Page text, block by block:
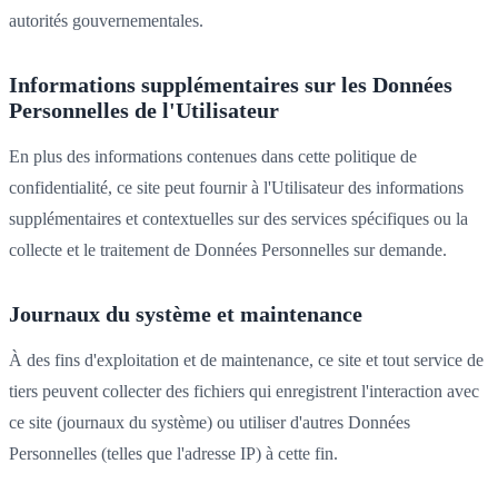
autorités gouvernementales.
Informations supplémentaires sur les Données
Personnelles de l'Utilisateur
En plus des informations contenues dans cette politique de
confidentialité, ce site peut fournir à l'Utilisateur des informations
supplémentaires et contextuelles sur des services spécifiques ou la
collecte et le traitement de Données Personnelles sur demande.
Journaux du système et maintenance
À des fins d'exploitation et de maintenance, ce site et tout service de
tiers peuvent collecter des fichiers qui enregistrent l'interaction avec
ce site (journaux du système) ou utiliser d'autres Données
Personnelles (telles que l'adresse IP) à cette fin.